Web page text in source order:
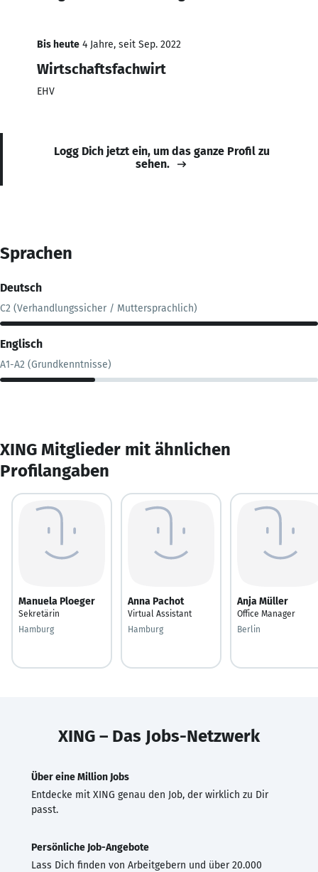
Bis heute 4 Jahre, seit Sep. 2022
Wirtschaftsfachwirt
EHV
Logg Dich jetzt ein, um das ganze Profil zu
sehen.
Sprachen
Deutsch
C2 (Verhandlungssicher / Muttersprachlich)
Englisch
A1-A2 (Grundkenntnisse)
XING Mitglieder mit ähnlichen
Profilangaben
Manuela Ploeger
Sekretärin
Hamburg
Anna Pachot
Virtual Assistant
Hamburg
Anja Müller
Office Manager
Berlin
XING – Das Jobs-Netzwerk
Über eine Million Jobs
Entdecke mit XING genau den Job, der wirklich zu Dir
passt.
Persönliche Job-Angebote
Lass Dich finden von Arbeitgebern und über 20.000